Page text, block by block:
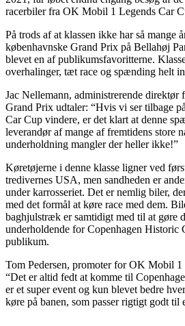
racerbiler fra OK Mobil 1 Legends Car
På trods af at klassen ikke har så mange
københavnske Grand Prix på Bellahøj
blevet en af publikumsfavoritterne.
overhalinger, tæt race og spænding helt
Jac Nellemann, administrerende direktør
Grand Prix udtaler: “Hvis vi ser tilbage
Car Cup vindere, er det klart at denne
leverandør af mange af fremtidens store
underholdning mangler der heller ikke!”
Køretøjerne i denne klasse ligner ved
tredivernes USA, men sandheden er
under karrosseriet. Det er nemlig biler,
med det formål at køre race med dem.
baghjulstræk er samtidigt med til at gøre
underholdende for Copenhagen Historic
publikum.
Tom Pedersen, promoter for OK Mobil 1
“Det er altid fedt at komme til
er et super event og kun blevet bedre
køre på banen, som passer rigtigt godt til